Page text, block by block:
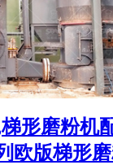
形磨粉机
欧版梯形